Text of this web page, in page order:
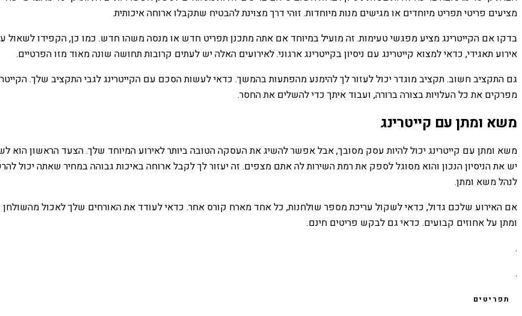
מציעים פריטי תפריט מיוחדים או מגישים מנות מיוחדות. זוהי דרך מצוינת להבטיח שתקבלו ארוחה איכותית.
בדקו אם הקייטרינג מציע מפגשי טעימות. זה מועיל במיוחד אם אתה מתכנן תפריט חדש או מנסה משהו חדש. כמו כן, הקפידו לשאול על
אירוע תאגידי, כדאי למצוא קייטרינג עם ניסיון בקייטרינג ארגוני. לאירועים האלה יש לעתים קרובות תחושה שונה מאוד מזו הפרטיים.
גם התקציב חשוב. תקציב מוגדר יכול לעזור לך להימנע מהפתעות בהמשך. כדאי לעשות הסכם עם הקייטרינג לגבי התקציב שלך.
מפרקים את כל העלויות בצורה ברורה, ועבוד איתך כדי להשלים את החסר.
משא ומתן עם קייטרינג
משא ומתן עם קייטרינג יכול להיות עסק מסובך, אבל אפשר להשיג את העסקה הטובה ביותר לאירוע המיוחד שלך. הצעד הראשון הוא
יש את הניסיון הנכון והוא מסוגל לספק את רמת השירות לה אתם מצפים. זה יעזור לך לקבל ארוחה באיכות גבוהה במחיר שאתה יכול
לנהל משא ומתן.
אם האירוע שלכם גדול, כדאי לשקול עריכת מספר שולחנות, כל אחד מארח קורס אחר. כדאי לעודד את האורחים שלך לאכול מהשולחן
ומתן על אחוזים קבועים. כדאי גם לבקש פריטים חינם.
.
.
תפריטים